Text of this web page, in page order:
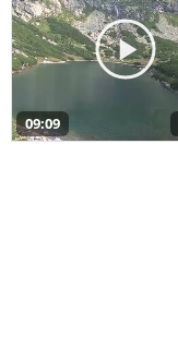
09:09